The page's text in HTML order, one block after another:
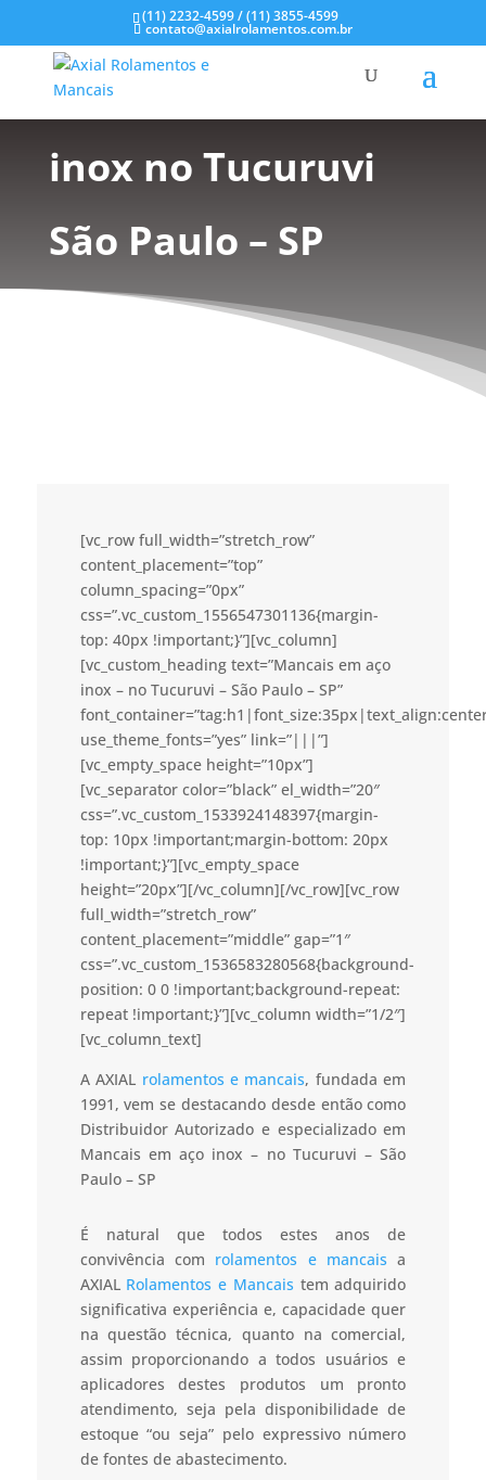
(11) 2232-4599 / (11) 3855-4599
contato@axialrolamentos.com.br
Mancais em aço
inox no Tucuruvi
São Paulo – SP
[vc_row full_width=”stretch_row”
content_placement=”top”
column_spacing=”0px”
css=”.vc_custom_1556547301136{margin-
top: 40px !important;}”][vc_column]
[vc_custom_heading text=”Mancais em aço
inox – no Tucuruvi – São Paulo – SP”
use_theme_fonts=”yes” link=”|||”]
[vc_empty_space height=”10px”]
[vc_separator color=”black” el_width=”20″
css=”.vc_custom_1533924148397{margin-
top: 10px !important;margin-bottom: 20px
!important;}”][vc_empty_space
height=”20px”][/vc_column][/vc_row][vc_row
full_width=”stretch_row”
content_placement=”middle” gap=”1″
css=”.vc_custom_1536583280568{background-
position: 0 0 !important;background-repeat:
repeat !important;}”][vc_column width=”1/2″]
[vc_column_text]
A AXIAL rolamentos e mancais, fundada em
1991, vem se destacando desde então como
Distribuidor Autorizado e especializado em
Mancais em aço inox – no Tucuruvi – São
Paulo – SP
É natural que todos estes anos de
convivência com rolamentos e mancais a
AXIAL Rolamentos e Mancais tem adquirido
significativa experiência e, capacidade quer
na questão técnica, quanto na comercial,
assim proporcionando a todos usuários e
aplicadores destes produtos um pronto
atendimento, seja pela disponibilidade de
estoque “ou seja” pelo expressivo número
de fontes de abastecimento.